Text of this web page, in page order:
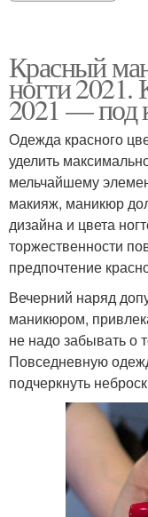
Красный
ногти
2021 — под
Одежда красного
уделить
мельчайшему
макияж, маникюр
дизайна и цвета
торжественности
предпочтение
Вечерний наряд
маникюром,
не надо забывать о
Повседневную
подчеркнуть